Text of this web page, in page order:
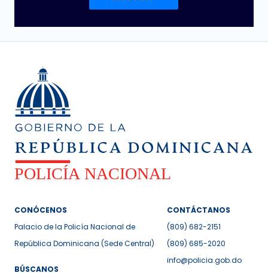
CONÓCENOS
Palacio de la Policía Nacional de
República Dominicana (Sede Central)
BÚSCANOS
CONTÁCTANOS
(809) 682-2151
(809) 685-2020
info@policia.gob.do